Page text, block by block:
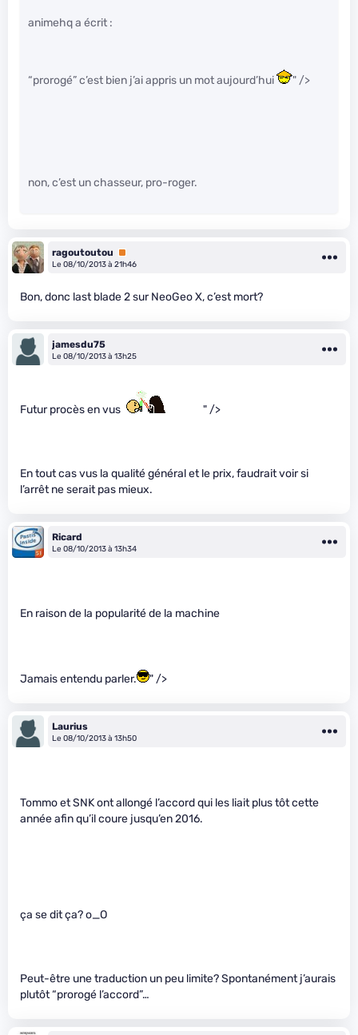
animehq a écrit :
“prorogé” c’est bien j’ai appris un mot aujourd’hui " />
non, c’est un chasseur, pro-roger.
ragoutoutou
Premium
Le 08/10/2013 à 21h46
Bon, donc last blade 2 sur NeoGeo X, c’est mort?
jamesdu75
Le 08/10/2013 à 13h25
Futur procès en vus " />
En tout cas vus la qualité général et le prix, faudrait voir si
l’arrêt ne serait pas mieux.
Ricard
Le 08/10/2013 à 13h34
En raison de la popularité de la machine
Jamais entendu parler. " />
Laurius
Le 08/10/2013 à 13h50
Tommo et SNK ont allongé l’accord qui les liait plus tôt cette
année afin qu’il coure jusqu’en 2016.
ça se dit ça? o_O
Peut-être une traduction un peu limite? Spontanément j’aurais
plutôt “prorogé l’accord”…